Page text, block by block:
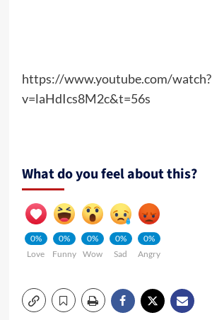
https://www.youtube.com/watch?
v=laHdIcs8M2c&t=56s
What do you feel about this?
0%
Love
0%
Funny
0%
Wow
0%
Sad
0%
Angry